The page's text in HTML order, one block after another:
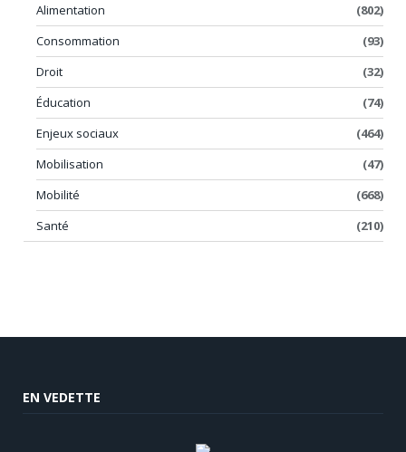
Alimentation
(802)
Consommation
(93)
Droit
(32)
Éducation
(74)
Enjeux sociaux
(464)
Mobilisation
(47)
Mobilité
(668)
Santé
(210)
EN VEDETTE